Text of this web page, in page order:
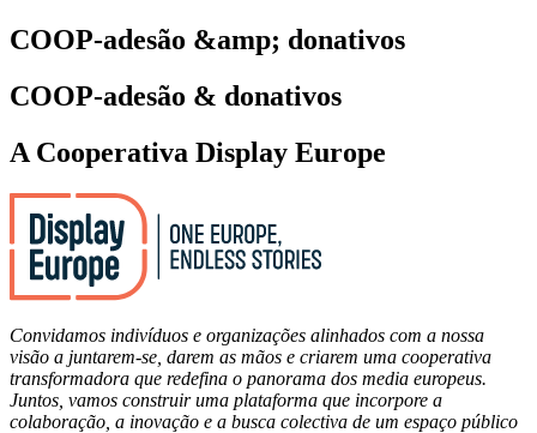
COOP-adesão &amp; donativos
COOP-adesão & donativos
A Cooperativa Display Europe
Convidamos indivíduos e organizações alinhados com a nossa
visão a juntarem-se, darem as mãos e criarem uma cooperativa
transformadora que redefina o panorama dos media europeus.
Juntos, vamos construir uma plataforma que incorpore a
colaboração, a inovação e a busca colectiva de um espaço público